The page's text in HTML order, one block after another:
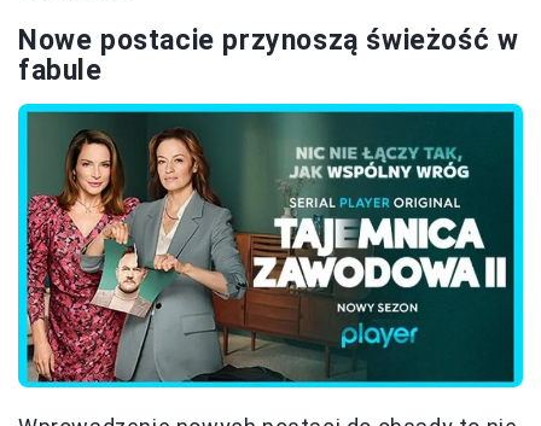
Nowe postacie przynoszą świeżość w
fabule